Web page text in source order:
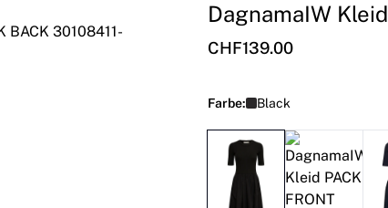
DagnamaIW Kleid
CHF139.00
Farbe: Black